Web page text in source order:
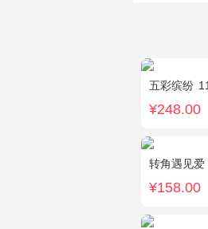
五彩缤纷
¥248.00
转角遇见爱
¥158.00